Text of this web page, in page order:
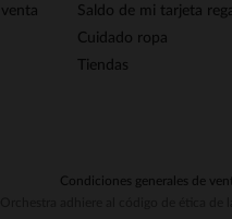
Saldo de mi tarjeta
Cuidado ropa
Tiendas
Condiciones generales de